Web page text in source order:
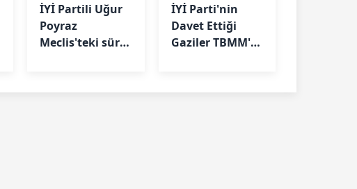
İYİ Partili Uğur
Poyraz
Meclis'teki süreç
İYİ Parti'nin
Davet Ettiği
Gaziler TBMM'ye